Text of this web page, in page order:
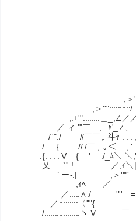
／::::／
／:/:::/
/::::/
/::::::{::, ' V:::::::/
,'::::::∧!-‐'V::/
!:i::::f ヾ _Lﾕﾕ
,1ﾊ:ｫ"え坏 " ん
/::l'..ﾊ! 辷ソ:: _
/:::/. . 7 ｀ ￣
〈::〃. . { ＿
,＞''"/. . ／／ ｀
,＞''"::::::::::/. ／／ . .
,.+'"::::::::＿_,∠／／ . . . .
／.ィ '"￣＿,.. ｬ'_∠、. . . .
/''"./ //￣￣,. 斗ｬ . . . ,＞
/. . ..{ .// /￣ ,..｡＜ . . , '. . .
.{. . . . V { ' ./_ﾑ＼
乂. . . `''.! ／,ｨ＼
` ー-.| ,＞''"´
,ｨﾍ ／ ヽ. {:::`
／:::::∧./ '''' =―-`''
.／:::::::::〈
/:::::::::::::::::ヽ V